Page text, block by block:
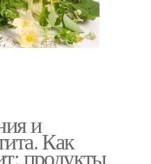
и
Как
продукты,